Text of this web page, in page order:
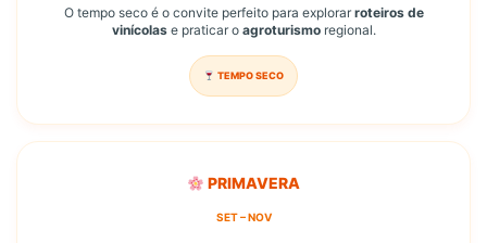
O tempo seco é o convite perfeito para explorar roteiros de
vinícolase praticar o agroturismoregional.
TEMPO SECO
PRIMAVERA
SET – NOV